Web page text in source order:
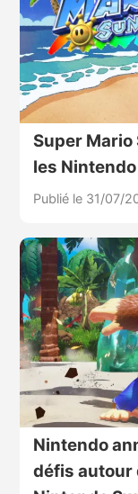
Super
les
Publié le 31/07/
Nintendo
défis autour